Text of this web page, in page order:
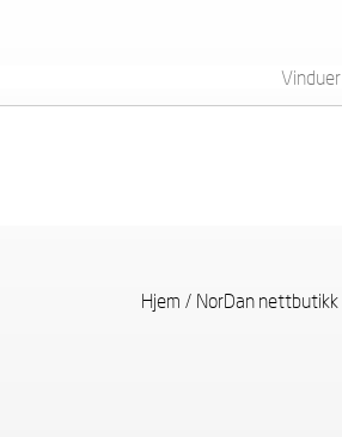
Vinduer
Hjem / NorDan nettbutikk